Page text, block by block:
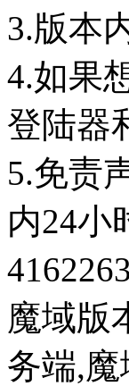
3.版本
4.如果
登陆器
5.免责
内24小
魔域版
务端,